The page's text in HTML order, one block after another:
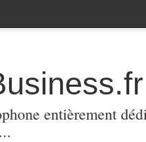
entièrement